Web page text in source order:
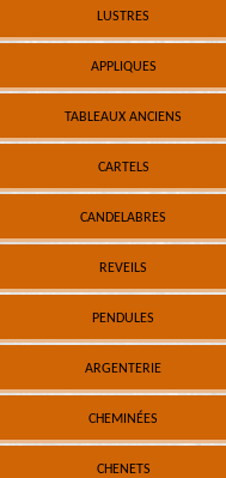
LUSTRES
APPLIQUES
TABLEAUX ANCIENS
CARTELS
CANDELABRES
REVEILS
PENDULES
ARGENTERIE
CHEMINÉES
CHENETS